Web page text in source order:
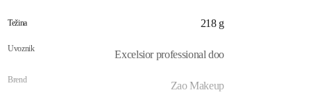
Težina 218 g
Uvoznik Excelsior professional doo
Brend Zao Makeup